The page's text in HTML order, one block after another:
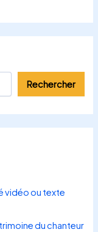
Rechercher
vidéo ou texte
du chanteur